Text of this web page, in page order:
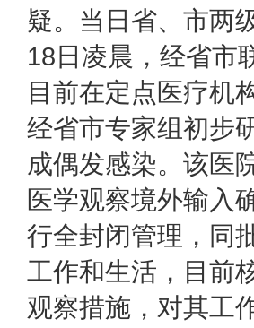
疑。当日省、市两
18日凌晨，经省市
目前在定点医疗机
经省市专家组初步
成偶发感染。该医
医学观察境外输入
行全封闭管理，同
工作和生活，目前
观察措施，对其工